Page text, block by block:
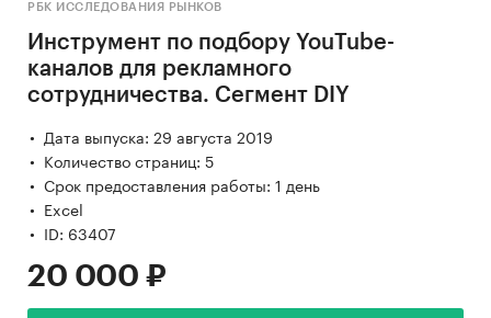
РБК ИССЛЕДОВАНИЯ РЫНКОВ
Инструмент по подбору YouTube-
каналов для рекламного
сотрудничества. Сегмент DIY
Дата выпуска: 29 августа 2019
Количество страниц: 5
Срок предоставления работы: 1 день
Excel
ID: 63407
20 000 ₽